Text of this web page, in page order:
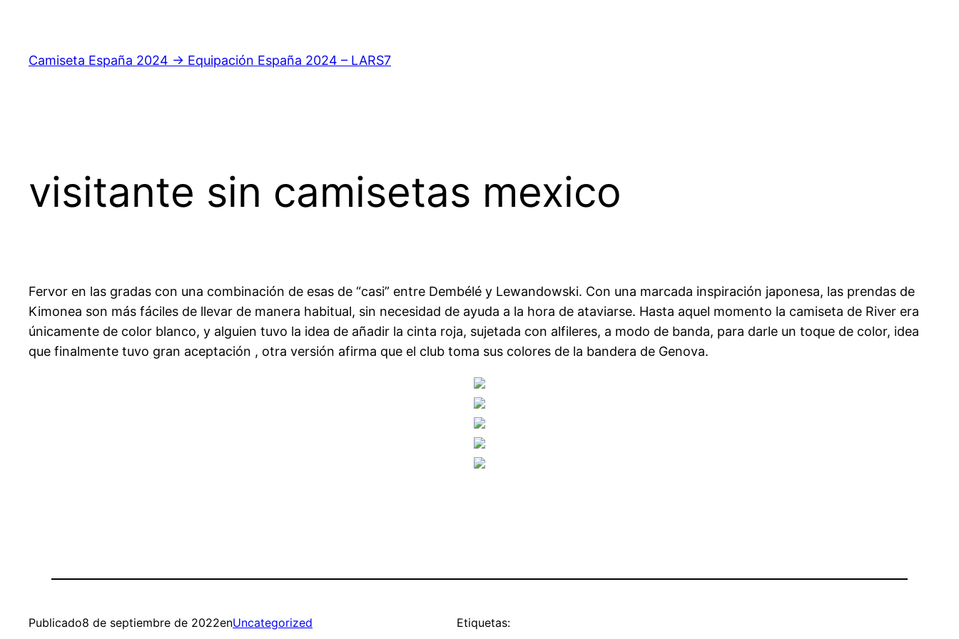
contenido
Camiseta España 2024 → Equipación España 2024 – LARS7
visitante sin camisetas mexico
Fervor en las gradas con una combinación de esas de “casi” entre Dembélé y Lewandowski. Con una marcada inspiración japonesa, las prendas de
Kimonea son más fáciles de llevar de manera habitual, sin necesidad de ayuda a la hora de ataviarse. Hasta aquel momento la camiseta de River era
únicamente de color blanco, y alguien tuvo la idea de añadir la cinta roja, sujetada con alfileres, a modo de banda, para darle un toque de color, idea
que finalmente tuvo gran aceptación , otra versión afirma que el club toma sus colores de la bandera de Genova.
Publicado8 de septiembre de 2022enUncategorized Etiquetas: